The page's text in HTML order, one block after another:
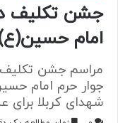
جشن تکلیف
امام
جوار حرم امام
شهدای کربلا